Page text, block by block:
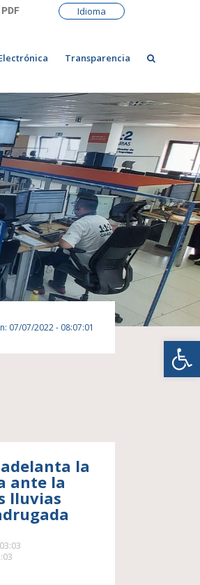
Idioma
Transparencia
07/07/2022 - 08:07:01
la
ante la
lluvias